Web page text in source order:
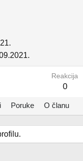
Reakcija
0
Poruke O članu